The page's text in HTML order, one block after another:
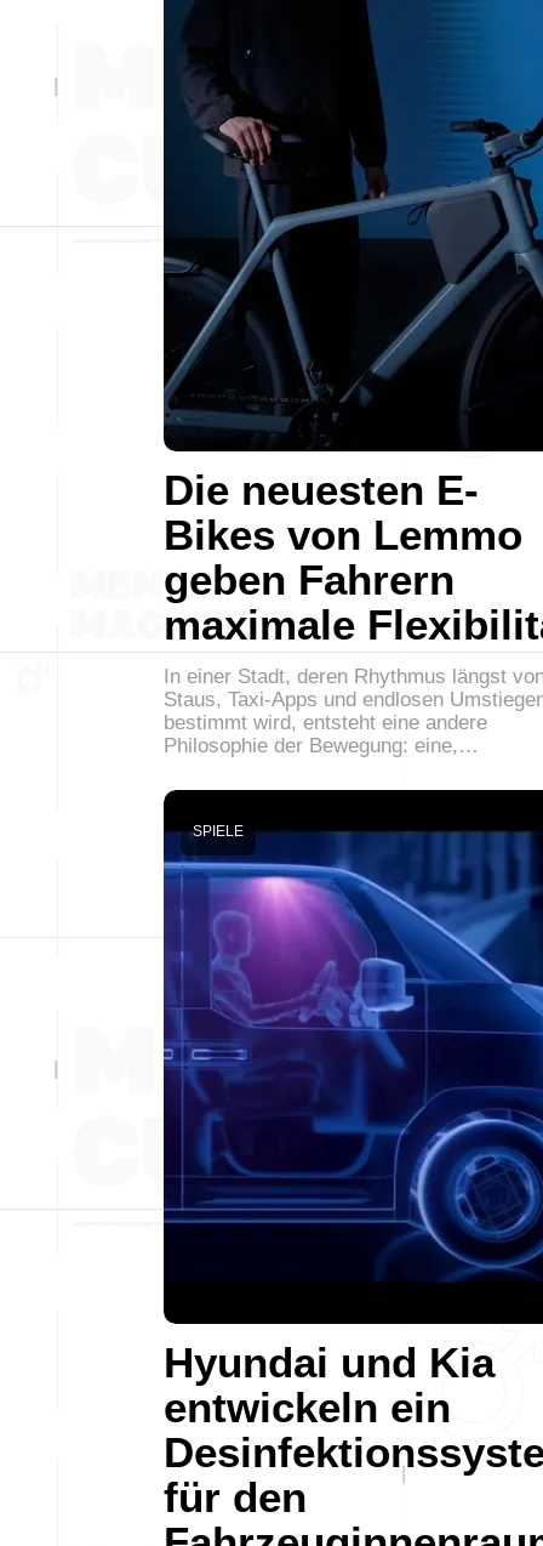
Die neuesten E-
Bikes von Lemmo
geben Fahrern
maximale
In einer Stadt, deren Rhythmus längst
Staus, Taxi-Apps und endlosen
bestimmt wird, entsteht eine andere
Philosophie der Bewegung: eine,…
Hyundai und Kia
entwickeln ein
für den
SPIELE